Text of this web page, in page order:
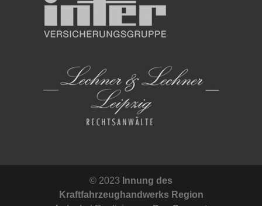
© 2023 Innung des
Kraftfahrzeughandwerks Region